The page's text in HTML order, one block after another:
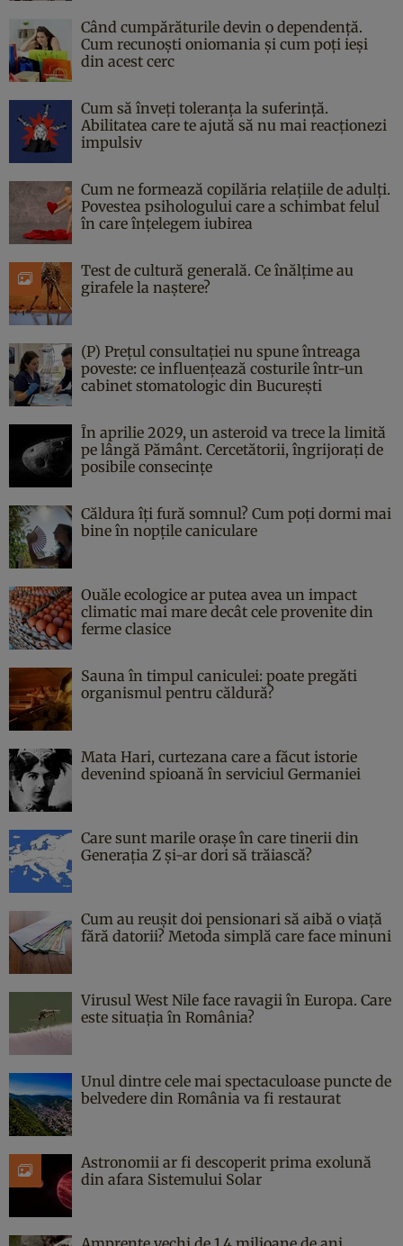
Când cumpărăturile devin o dependență.
Cum recunoști oniomania și cum poți ieși
din acest cerc
Cum să înveți toleranța la suferință.
Abilitatea care te ajută să nu mai reacționezi
impulsiv
Cum ne formează copilăria relațiile de adulți.
Povestea psihologului care a schimbat felul
în care înțelegem iubirea
Test de cultură generală. Ce înălțime au
girafele la naștere?
(P) Prețul consultației nu spune întreaga
poveste: ce influențează costurile într-un
cabinet stomatologic din București
În aprilie 2029, un asteroid va trece la limită
pe lângă Pământ. Cercetătorii, îngrijorați de
posibile consecințe
Căldura îți fură somnul? Cum poți dormi mai
bine în nopțile caniculare
Ouăle ecologice ar putea avea un impact
climatic mai mare decât cele provenite din
ferme clasice
Sauna în timpul caniculei: poate pregăti
organismul pentru căldură?
Mata Hari, curtezana care a făcut istorie
devenind spioană în serviciul Germaniei
Care sunt marile orașe în care tinerii din
Generația Z și-ar dori să trăiască?
Cum au reușit doi pensionari să aibă o viață
fără datorii? Metoda simplă care face minuni
Virusul West Nile face ravagii în Europa. Care
este situația în România?
Unul dintre cele mai spectaculoase puncte de
belvedere din România va fi restaurat
Astronomii ar fi descoperit prima exolună
din afara Sistemului Solar